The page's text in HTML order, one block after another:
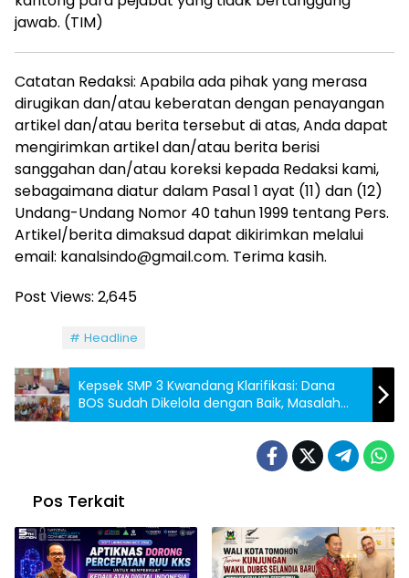
jawab. (TIM)
Catatan Redaksi: Apabila ada pihak yang merasa
dirugikan dan/atau keberatan dengan penayangan
artikel dan/atau berita tersebut di atas, Anda dapat
mengirimkan artikel dan/atau berita berisi
sanggahan dan/atau koreksi kepada Redaksi kami,
sebagaimana diatur dalam Pasal 1 ayat (11) dan (12)
Undang-Undang Nomor 40 tahun 1999 tentang Pers.
Artikel/berita dimaksud dapat dikirimkan melalui
email: kanalsindo@gmail.com. Terima kasih.
Post Views: 2,645
Headline
Kepsek SMP 3 Kwandang Klarifikasi: Dana
BOS Sudah Dikelola dengan Baik, Masalah
Diselesaikan Secara Bijak
Pos Terkait